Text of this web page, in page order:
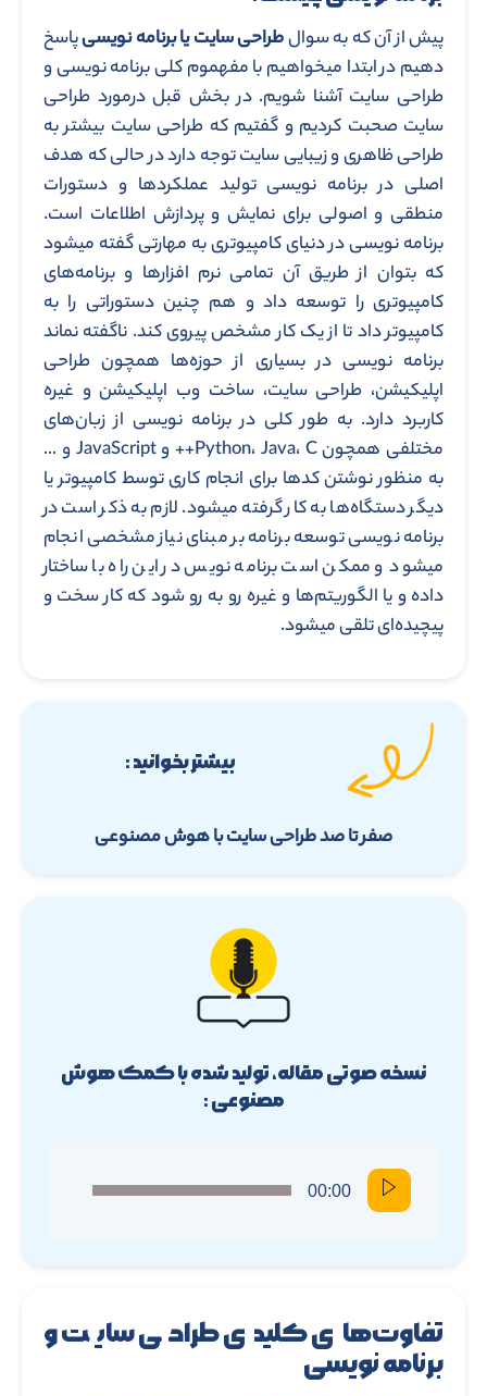
پیش از آن که به سوالطراحی سایت یا برنامه نویسیپاسخ
دهیم در ابتدا میخواهیم با مفهموم کلی برنامه نویسی و
طراحی سایت آشنا شویم. در بخش قبل درمورد طراحی
سایت صحبت کردیم و گفتیم که طراحی سایت بیشتر به
طراحی ظاهری و زیبایی سایت توجه دارد در حالی که هدف
اصلی در برنامه نویسی تولید عملکردها و دستورات
منطقی و اصولی برای نمایش و پردازش اطلاعات است.
برنامه نویسی در دنیای کامپیوتری به مهارتی گفته میشود
که بتوان از طریق آن تمامی نرم افزارها و برنامه‌های
کامپیوتری را توسعه داد و هم چنین دستوراتی را به
کامپیوتر داد تا از یک کار مشخص پیروی کند. ناگفته نماند
برنامه نویسی در بسیاری از حوزه‌ها همچون طراحی
اپلیکیشن، طراحی سایت، ساخت وب اپلیکیشن و غیره
کاربرد دارد. به طور کلی در برنامه نویسی از زبان‌های
مختلفی همچون Python، Java، C++ و JavaScript و …
به منظور نوشتن کدها برای انجام کاری توسط کامپیوتر یا
دیگر دستگاه‌ها به کار گرفته میشود. لازم به ذکر است در
برنامه نویسی توسعه برنامه بر مبنای نیاز مشخصی انجام
میشود و ممکن است برنامه نویس در این راه با ساختار
داده و یا الگوریتم‌ها و غیره رو به رو شود که کار سخت و
پیچیده‌ای تلقی میشود.
بیشتر بخوانید :
صفر تا صد طراحی سایت با هوش مصنوعی
نسخه صوتی مقاله، تولید شده با کمک هوش
مصنوعی :
00:00
تفاوت‌های کلیدی طراحی سایت و
برنامه نویسی